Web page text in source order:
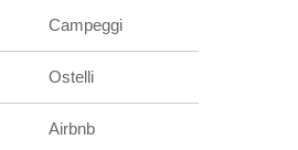
Campeggi
Ostelli
Airbnb